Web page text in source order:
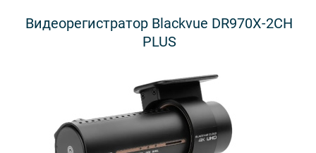
Видеорегистратор Blackvue DR970X-2CH
PLUS